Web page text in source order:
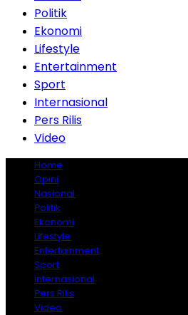
Politik
Ekonomi
Lifestyle
Entertainment
Sport
Internasional
Pers Rilis
Video
Home
Opini
Nasional
Politik
Ekonomi
Lifestyle
Entertainment
Sport
Internasional
Pers Rilis
Video